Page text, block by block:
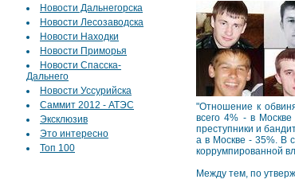
Новости Дальнегорска
Новости Лесозаводска
Новости Находки
Новости Приморья
Новости Спасска-
Дальнего
Новости Уссурийска
Саммит 2012 - АТЭС
Эксклюзив
Это интересно
Топ 100
"Отношение к
всего 4% - в
преступники и
а в Москве - 35%. В
коррумпированной
Между тем, по